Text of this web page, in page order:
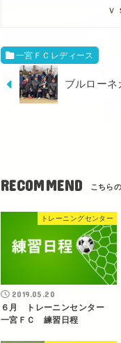
ｖ
一宮ＦＣレディース
ブルロー
RECOMMEND
トレーニングセンター
2019.05.20
６月 トレーニンセンター
一宮ＦＣ 練習日程